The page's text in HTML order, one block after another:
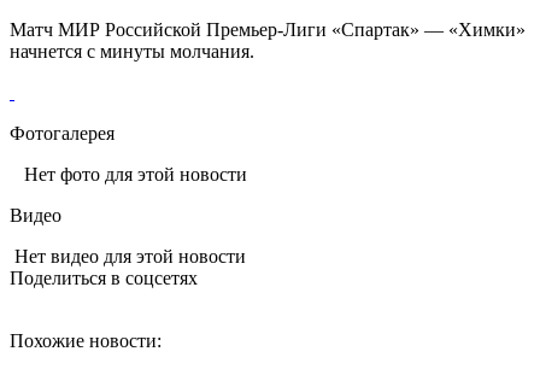
Матч МИР Российской Премьер-Лиги «Спартак» — «Химки»
начнется с минуты молчания.
Фотогалерея
Нет фото для этой новости
Видео
Нет видео для этой новости
Поделиться в соцсетях
Похожие новости: